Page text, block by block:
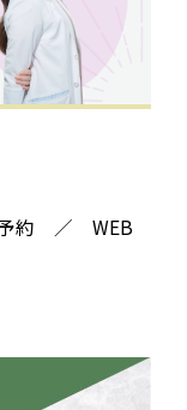
予約 ／ WEB